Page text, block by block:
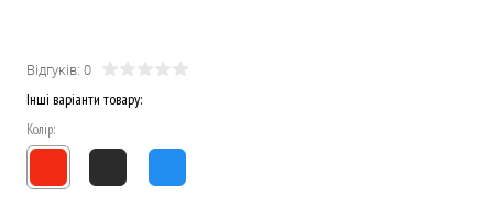
Відгуків: 0
Інші варіанти товару:
Колір: